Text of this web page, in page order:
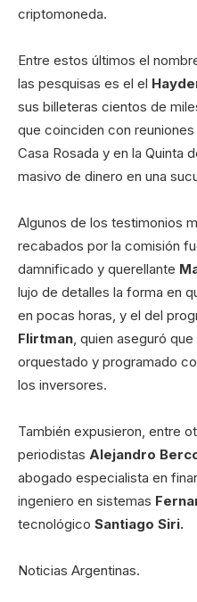
criptomoneda.
Entre estos últimos el
las pesquisas es el el
sus billeteras cientos de
que coinciden con
Casa Rosada y en la Quinta
masivo de dinero en una
Algunos de los testimonios
recabados por la comisión
damnificado y querellante
lujo de detalles la forma en
en pocas horas, y el del
Flirtman, quien aseguró
orquestado y programado
los inversores.
También expusieron, entre
periodistas Alejandro
abogado especialista en
ingeniero en sistemas
tecnológico Santiago Siri.
Noticias Argentinas.